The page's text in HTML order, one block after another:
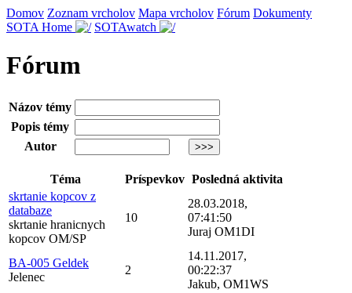
Domov Zoznam vrcholov Mapa vrcholov Fórum Dokumenty
SOTA Home
SOTAwatch
Fórum
Názov témy
Popis témy
Autor
Téma Príspevkov Posledná aktivita
skrtanie kopcov z
databaze
skrtanie hranicnych
kopcov OM/SP
10
28.03.2018,
07:41:50
Juraj OM1DI
BA-005 Geldek
Jelenec
2
14.11.2017,
00:22:37
Jakub, OM1WS